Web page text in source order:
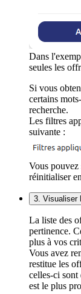
Dans
seules les
Si vous
certains
recherche.
Les filtres
suivante :
Vous
réinitialiser
3. Visualiser
La liste des
pertinence.
plus à vos
Vous avez
restitue les
celles-ci sont
est le plus